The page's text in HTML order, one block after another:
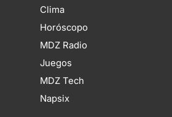
Clima
Horóscopo
MDZ Radio
Juegos
MDZ Tech
Napsix